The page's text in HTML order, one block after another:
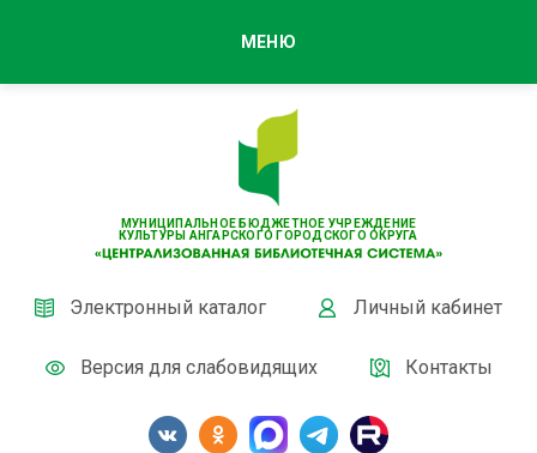
МУНИЦИПАЛЬНОЕ БЮДЖЕТНОЕ УЧРЕЖДЕНИЕ
КУЛЬТУРЫ АНГАРСКОГО ГОРОДСКОГО ОКРУГА
Электронный каталог Личный кабинет
Версия для слабовидящих Контакты
МЕНЮ